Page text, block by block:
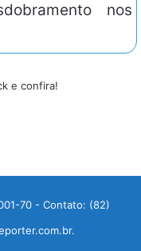
nos
e confira!
70 - Contato: (82)